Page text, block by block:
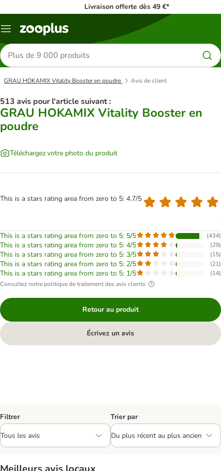
Livraison offerte dès 49 €*
Menu
Rechercher
des
produits
GRAU HOKAMIX Vitality Booster en poudre Avis de client
513 avis pour l'article suivant :
GRAU HOKAMIX Vitality Booster en
poudre
Téléchargez votre photo du produit
This is a stars rating area from zero to 5: 4.7/5
This is a stars rating area from zero to 5: 5/5 (434)
This is a stars rating area from zero to 5: 4/5 (29)
This is a stars rating area from zero to 5: 3/5 (15)
This is a stars rating area from zero to 5: 2/5 (21)
This is a stars rating area from zero to 5: 1/5 (14)
Consultez notre politique de traitement des avis clients
Retour au produit
Écrivez un avis
Filtrer Trier par